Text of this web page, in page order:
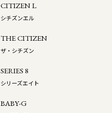
CITIZEN L
シチズンエル
THE CITIZEN
ザ・シチズン
SERIES 8
シリーズエイト
BABY-G